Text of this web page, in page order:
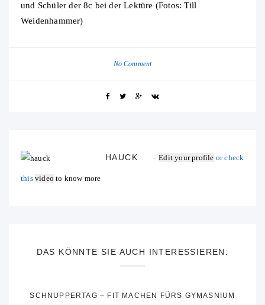
und Schüler der 8c bei der Lektüre (Fotos: Till
Weidenhammer)
No Comment
HAUCK Edit your profile or check
this video to know more
DAS KÖNNTE SIE AUCH INTERESSIEREN:
SCHNUPPERTAG – FIT MACHEN FÜRS GYMASNIUM